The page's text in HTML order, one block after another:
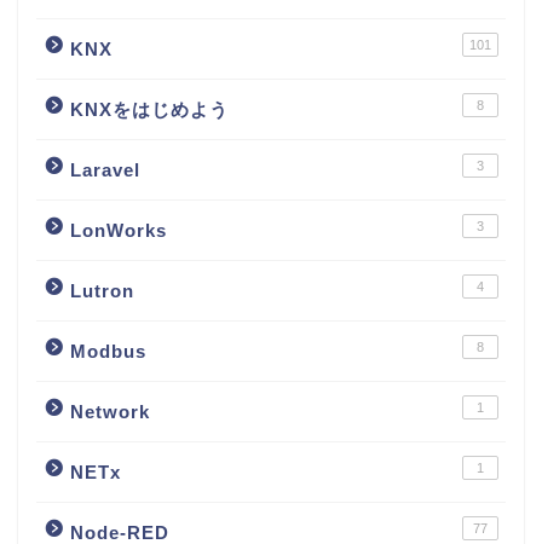
KNX 101
KNXをはじめよう 8
Laravel 3
LonWorks 3
Lutron 4
Modbus 8
Network 1
NETx 1
Node-RED 77